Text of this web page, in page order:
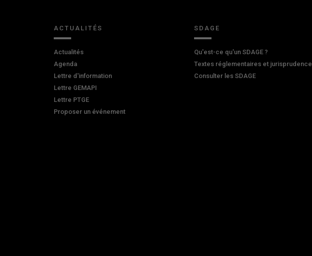
ACTUALITÉS
Actualités
Agenda
Lettre d'information
Lettre GEMAPI
Lettre PTGE
Proposer un événement
SDAGE
Qu'est-ce qu'un SDAGE ?
Textes réglementaires et jurisprudence
Consulter les SDAGE